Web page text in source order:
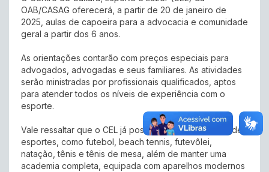
OAB/CASAG oferecerá, a partir de 20 de janeiro de
2025, aulas de capoeira para a advocacia e comunidade
geral a partir dos 6 anos.
As orientações contarão com preços especiais para
advogados, advogadas e seus familiares. As atividades
serão ministradas por profissionais qualificados, aptos
para atender todos os níveis de experiência com o
esporte.
Vale ressaltar que o CEL já possui uma gama variada de
esportes, como futebol, beach tennis, futevôlei,
natação, tênis e tênis de mesa, além de manter uma
academia completa, equipada com aparelhos modernos